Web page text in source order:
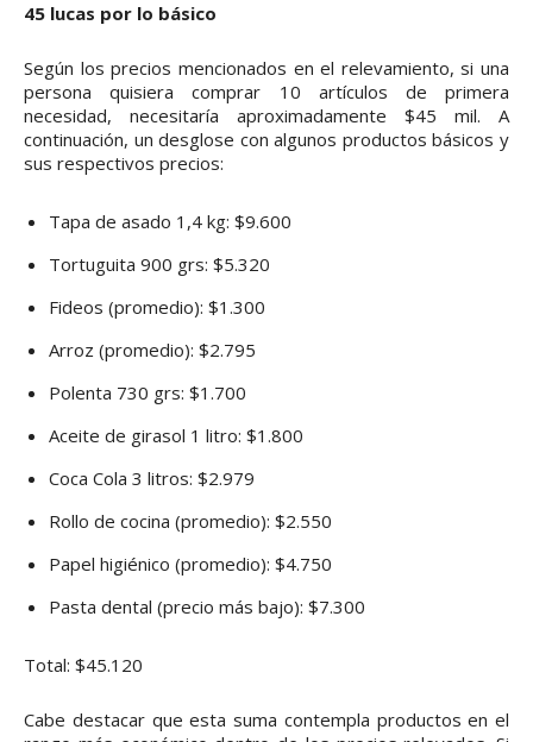
45 lucas por lo básico
Según los precios mencionados en el relevamiento, si una
persona quisiera comprar 10 artículos de primera
necesidad, necesitaría aproximadamente $45 mil. A
continuación, un desglose con algunos productos básicos y
sus respectivos precios:
Tapa de asado 1,4 kg: $9.600
Tortuguita 900 grs: $5.320
Fideos (promedio): $1.300
Arroz (promedio): $2.795
Polenta 730 grs: $1.700
Aceite de girasol 1 litro: $1.800
Coca Cola 3 litros: $2.979
Rollo de cocina (promedio): $2.550
Papel higiénico (promedio): $4.750
Pasta dental (precio más bajo): $7.300
Total: $45.120
Cabe destacar que esta suma contempla productos en el